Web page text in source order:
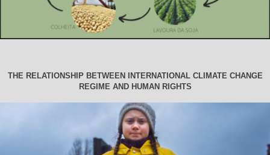
THE RELATIONSHIP BETWEEN INTERNATIONAL CLIMATE CHANGE
REGIME AND HUMAN RIGHTS